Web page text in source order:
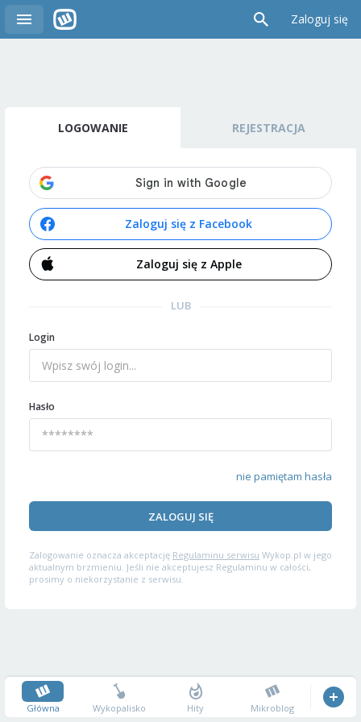
Zaloguj się
LOGOWANIE REJESTRACJA
Zaloguj się z Facebook
Zaloguj się z Apple
LUB
Login
Hasło
nie pamiętam hasła
ZALOGUJ SIĘ
Zalogowanie oznacza akceptację Regulaminu serwisu Wykop.pl w jego
aktualnym brzmieniu. Jeśli nie akceptujesz Regulaminu w całości,
prosimy o niekorzystanie z serwisu.
Główna Wykopalisko Hity Mikroblog